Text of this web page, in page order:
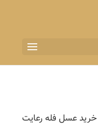
خرید عسل فله رعایت